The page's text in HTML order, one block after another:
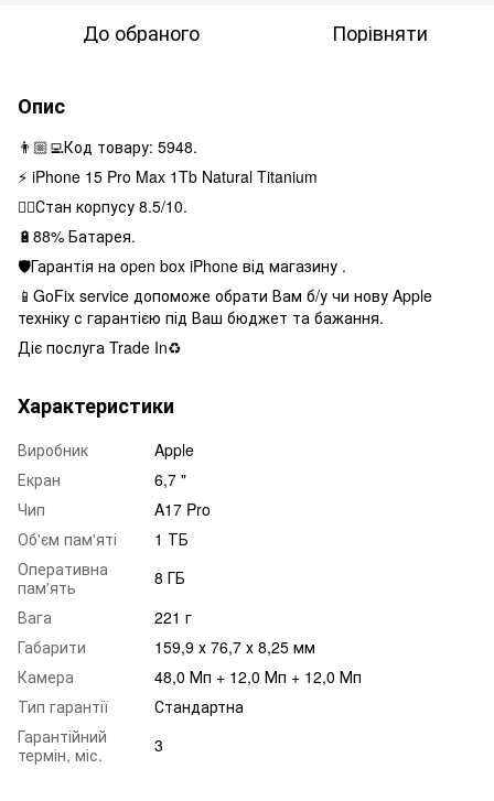
До обраного Порівняти
Опис
👨🏼‍💻Код товару: 5948.
⚡️ iPhone 15 Pro Max 1Tb Natural Titanium
👌🏻Стан корпусу 8.5/10.
🔋88% Батарея.
🛡Гарантія на open box iPhone від магазину .
📱GoFix service допоможе обрати Вам б/у чи нову Apple
техніку с гарантією під Ваш бюджет та бажання.
Діє послуга Trade In♻️
Характеристики
Виробник
Apple
Екран
6,7 "
Чип
A17 Pro
Об'єм пам'яті
1 ТБ
Оперативна
пам'ять
8 ГБ
Вага
221 г
Габарити
159,9 х 76,7 х 8,25 мм
Камера
48,0 Мп + 12,0 Мп + 12,0 Мп
Тип гарантії
Стандартна
Гарантійний
термін, міс.
3